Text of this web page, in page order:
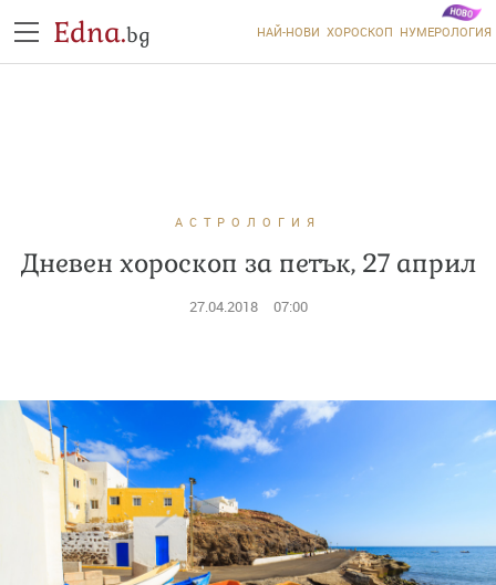
Edna.bg НАЙ-НОВИ ХОРОСКОП НУМЕРОЛОГИЯ
АСТРОЛОГИЯ
Дневен хороскоп за петък, 27 април
27.04.2018 07:00